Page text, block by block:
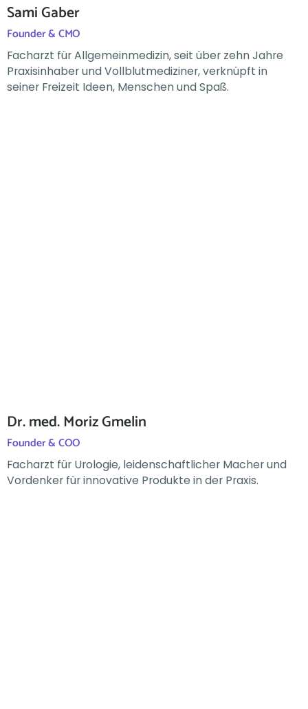
Sami Gaber
Founder & CMO
Facharzt für Allgemeinmedizin, seit über zehn Jahre
Praxisinhaber und Vollblutmediziner, verknüpft in
seiner Freizeit Ideen, Menschen und Spaß.
Dr. med. Moriz Gmelin
Founder & COO
Facharzt für Urologie, leidenschaftlicher Macher und
Vordenker für innovative Produkte in der Praxis.